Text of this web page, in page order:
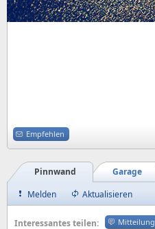
Empfehlen
Garage
Pinnwand
Melden
Aktualisieren
Interessantes teilen: Mitteilung